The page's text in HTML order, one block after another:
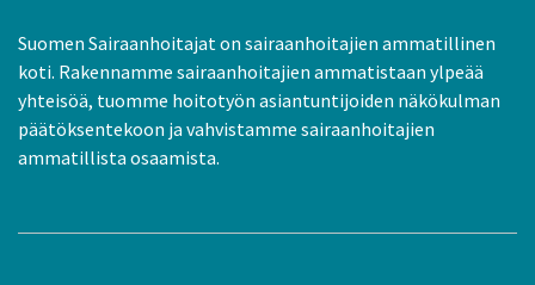
Suomen Sairaanhoitajat on sairaanhoitajien ammatillinen
koti. Rakennamme sairaanhoitajien ammatistaan ylpeää
yhteisöä, tuomme hoitotyön asiantuntijoiden näkökulman
päätöksentekoon ja vahvistamme sairaanhoitajien
ammatillista osaamista.